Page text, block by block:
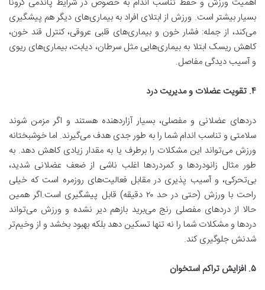
بسیار بیشتر است. ورزش از ابتلای افراد به بیماری‌های دیگر هم پیشگیری
می‌کند، از جمله: فشار خون و بیماری‌های قلبی عروقی، کنترل قند خون،
کاهش ریسک ابتلا به بیماری‌هایی مثل سرطان، دیابت، بیماری‌های ریوی
و آسیب دیدگی مفاصل.
۴. تقویت عضلات و مدیریت درد
دردهای عضلانی و مفصلی، بسیار آزاردهنده هستند و اگر مزمن شوند
سلامتی و تناسب اندام شما را به طور جدی هدف می‌گیرند. اما خوشبختانه
ورزش می‌تواند این مشکلات را برطرف یا به مقدار زیادی کاهش دهد. به
طور مثال زانودردها و کمردردها اغلب ناشی از ضعف عضلانی شدید،
بی‌تحرکی، و آسیب پذیری در مقابل فعالیت‌های روزمره است که خیلی
راحت با ورزش (حتی در حد ۲۰ دقیقه) قابل پیشگیری است.اگر همین
حالا از دردهای مفصلی رنج می‌برید بازهم دیر نشده و ورزش می‌تواند
دردها و مشکلات شما را نه تنها تسکین دهد بلکه بهبود بخشد و از وخیم‌تر
شدنش جلوگیری کند.
۵. افزایش تراکم استخوان